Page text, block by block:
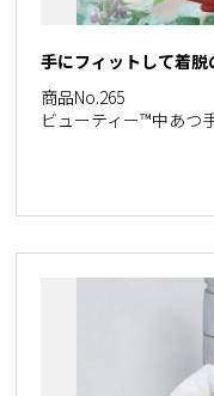
手にフィットして着
商品No.265
ビューティー™中あつ